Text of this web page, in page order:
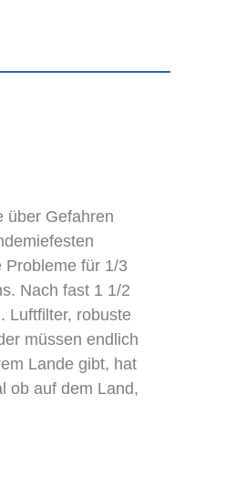
über Gefahren
Probleme für 1/3
Nach fast 1 1/2
Luftfilter, robuste
müssen endlich
Lande gibt, hat
ob auf dem Land,